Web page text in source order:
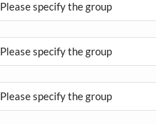
Please specify the group
Please specify the group
Please specify the group